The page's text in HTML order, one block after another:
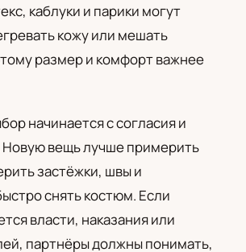
каблуки и парики могут
кожу или мешать
размер и комфорт важнее
начинается с согласия и
Новую вещь лучше примерить
застёжки, швы и
снять костюм. Если
власти, наказания или
партнёры должны понимать,